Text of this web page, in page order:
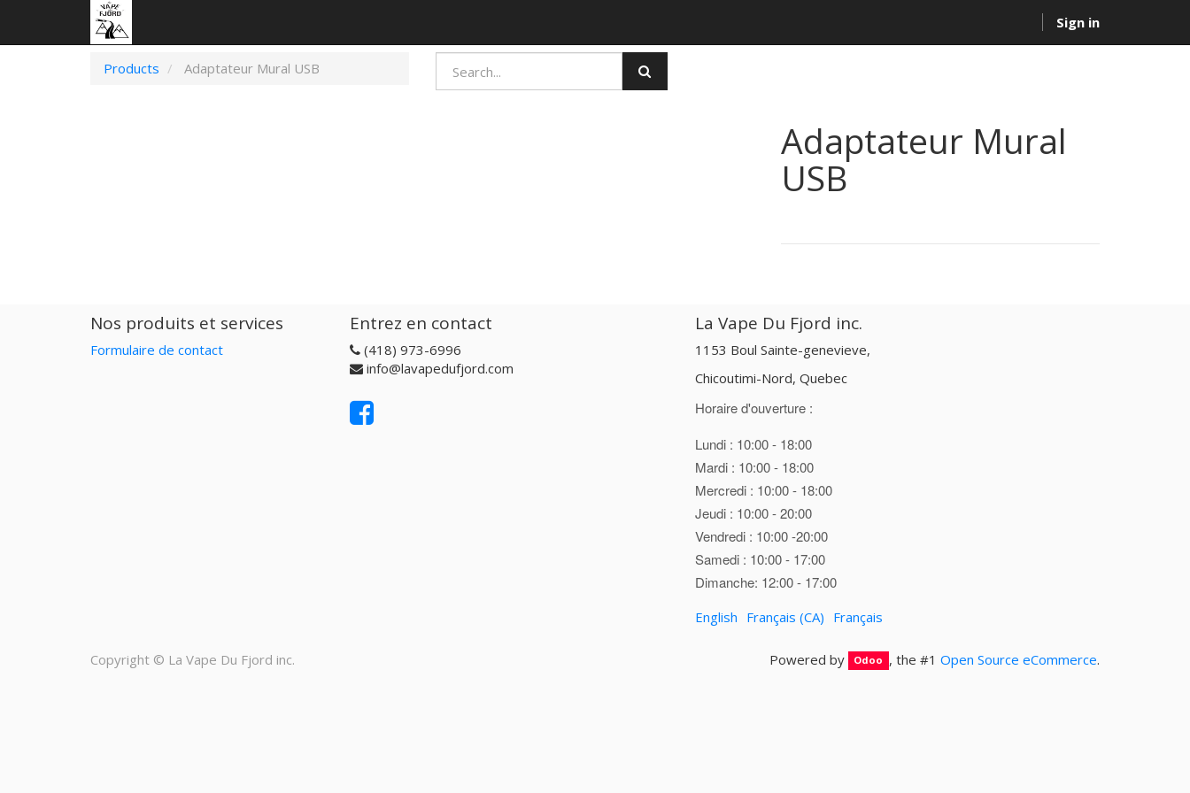
Sign in
Products Adaptateur Mural USB
Adaptateur Mural
USB
Nos produits et services
Formulaire de contact
Entrez en contact
(418) 973-6996
info@lavapedufjord.com
La Vape Du Fjord inc.
1153 Boul Sainte-genevieve,
Chicoutimi-Nord, Quebec
Horaire d'ouverture :
Lundi : 10:00 - 18:00
Mardi : 10:00 - 18:00
Mercredi : 10:00 - 18:00
Jeudi : 10:00 - 20:00
Vendredi : 10:00 -20:00
Samedi : 10:00 - 17:00
Dimanche: 12:00 - 17:00
English Français (CA) Français
Powered by Odoo , the #1 Open Source eCommerce.
Copyright © La Vape Du Fjord inc.